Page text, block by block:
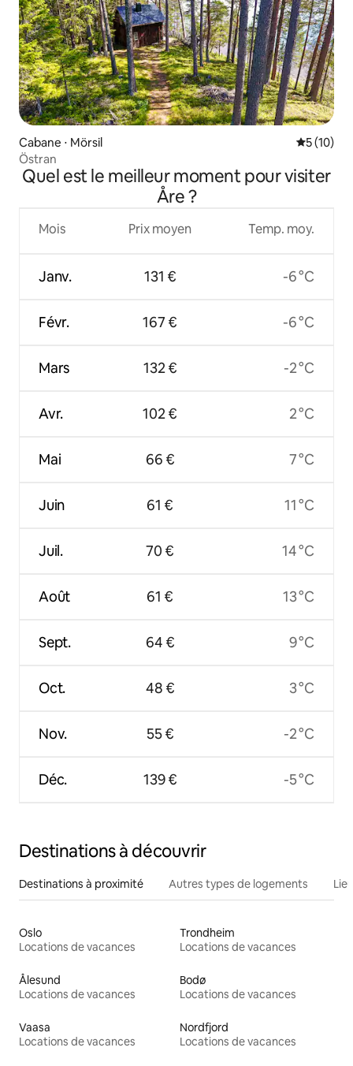
Cabane ⋅ Mörsil
5 (10)
Östran
Quel est le meilleur moment pour visiter
Åre ?
Mois
Janv.
Févr.
Mars
Avr.
Mai
Juin
Juil.
Août
Sept.
Oct.
Nov.
Déc.
Prix moyen
131 €
167 €
132 €
102 €
66 €
61 €
70 €
61 €
64 €
48 €
55 €
139 €
Temp. moy.
-6 °C
-6 °C
-2 °C
2 °C
7 °C
11 °C
14 °C
13 °C
9 °C
3 °C
-2 °C
-5 °C
Destinations à découvrir
Destinations à proximité Autres types de logements
Oslo
Locations de vacances
Trondheim
Locations de vacances
Ålesund
Locations de vacances
Bodø
Locations de vacances
Vaasa
Locations de vacances
Nordfjord
Locations de vacances